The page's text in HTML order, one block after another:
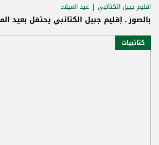
اقليم جبيل الكتائبي عيد الميلاد
بالصور ـ إقليم جبيل الكتائبي يحتفل بعيد
كتائبيات